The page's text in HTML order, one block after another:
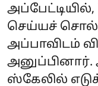
அப்பேட்டியில்,
செய்யச்
அப்பாவிடம்
ஸ்கேலில்